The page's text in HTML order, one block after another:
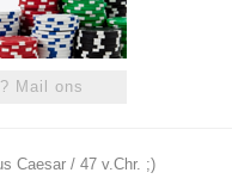
Mail ons
Caesar / 47 v.Chr. ;)